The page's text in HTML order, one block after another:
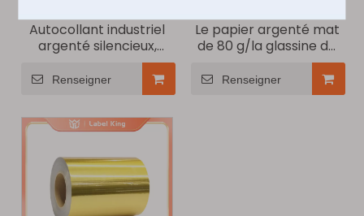
Autocollant industriel
argenté silencieux,
résistant aux hautes
températures
Renseigner
Le papier argenté mat
de 80 g/la glassine de
60 g est des étiquettes
imperméables,
résistantes à l'huile et
Renseigner